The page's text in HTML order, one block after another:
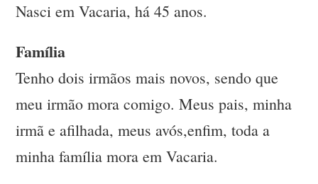
Nasci em Vacaria, há 45 anos.
Família
Tenho dois irmãos mais novos, sendo que
meu irmão mora comigo. Meus pais, minha
irmã e afilhada, meus avós,enfim, toda a
minha família mora em Vacaria.